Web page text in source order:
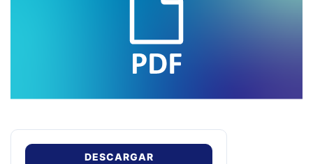
DESCARGAR